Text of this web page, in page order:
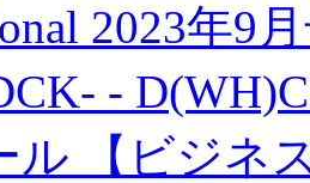
2023年9
-
ル 【ビジネ